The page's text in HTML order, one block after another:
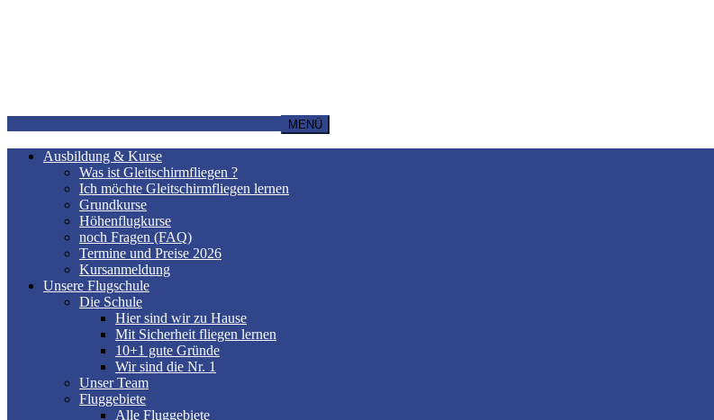
MENÜ
Ausbildung & Kurse
Was ist Gleitschirmfliegen ?
Ich möchte Gleitschirmfliegen lernen
Grundkurse
Höhenflugkurse
noch Fragen (FAQ)
Termine und Preise 2026
Kursanmeldung
Unsere Flugschule
Die Schule
Hier sind wir zu Hause
Mit Sicherheit fliegen lernen
10+1 gute Gründe
Wir sind die Nr. 1
Unser Team
Fluggebiete
Alle Fluggebiete